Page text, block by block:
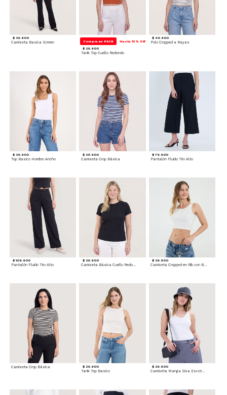
$ 39.900
Camiseta Basica Screen Compra en PACK Hasta 15% Off
$ 29.900
Tank Top Cuello Redondo
$ 49.900
Polo Cropped a Rayas
$ 39.900
Top Basico Hombro Ancho
$ 39.900
Camiseta Crop Básica
$ 79.900
Pantalón Fluido Tiro Alto
$ 109.900
Pantalón Fluido Tiro Alto
$ 39.900
Camiseta Básica Cuello Redondo
$ 39.900
Camiseta Cropped en Rib con Botones
Camiseta Crop Básica $ 29.900
Tank Top Basico
$ 29.900
Camiseta Manga Sisa Escotada